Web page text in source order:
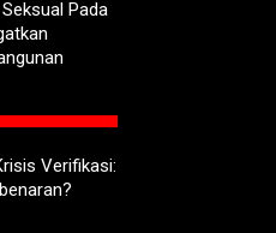
Pada
Verifikasi: